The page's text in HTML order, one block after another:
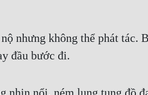
nhưng không thể phát tác.
đầu bước đi.